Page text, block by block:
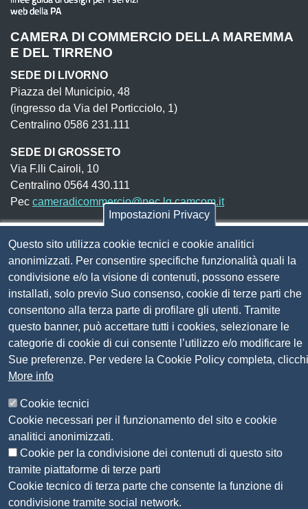
CAMERA DI COMMERCIO DELLA MAREMMA
E DEL TIRRENO
SEDE DI LIVORNO
Piazza del Municipio, 48
(ingresso da Via del Porticciolo, 1)
Centralino 0586 231.111
SEDE DI GROSSETO
Via F.lli Cairoli, 10
Centralino 0564 430.111
Pec cameradicommercio@pec.lg.camcom.it
Codice fiscale e Partita Iva:01838690491
Codice univoco fatturazione elettronica:UFN1JE
Pagare con PagoPA
Seguici su
Sito web
Amministrazione trasparente
Privacy
Social Media Policy
Dichiarazione di accessibilità
Feedback accessibilità
Siti tematici: Maremma e Tirreno Itinerari
Impostazioni Privacy
Questo sito utilizza cookie tecnici e cookie analitici
anonimizzati. Per consentire specifiche funzionalità quali la
condivisione e/o la visione di contenuti, possono essere
installati, solo previo Suo consenso, cookie di terze parti che
consentono alla terza parte di profilare gli utenti. Tramite
questo banner, può accettare tutti i cookies, selezionare le
categorie di cookie di cui consente l’utilizzo e/o modificare le
Sue preferenze. Per vedere la Cookie Policy completa, clicchi
More info
Cookie tecnici
Cookie necessari per il funzionamento del sito e cookie
analitici anonimizzati.
Cookie per la condivisione dei contenuti di questo sito
tramite piattaforme di terze parti
Cookie tecnico di terza parte che consente la funzione di
condivisione tramite social network.